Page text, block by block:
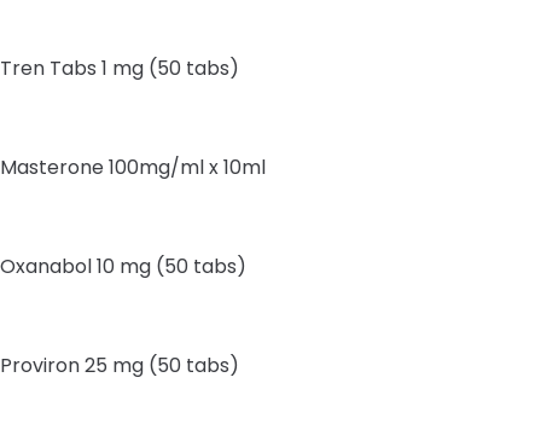
Tren Tabs 1 mg (50 tabs)
Masterone 100mg/ml x 10ml
Oxanabol 10 mg (50 tabs)
Proviron 25 mg (50 tabs)